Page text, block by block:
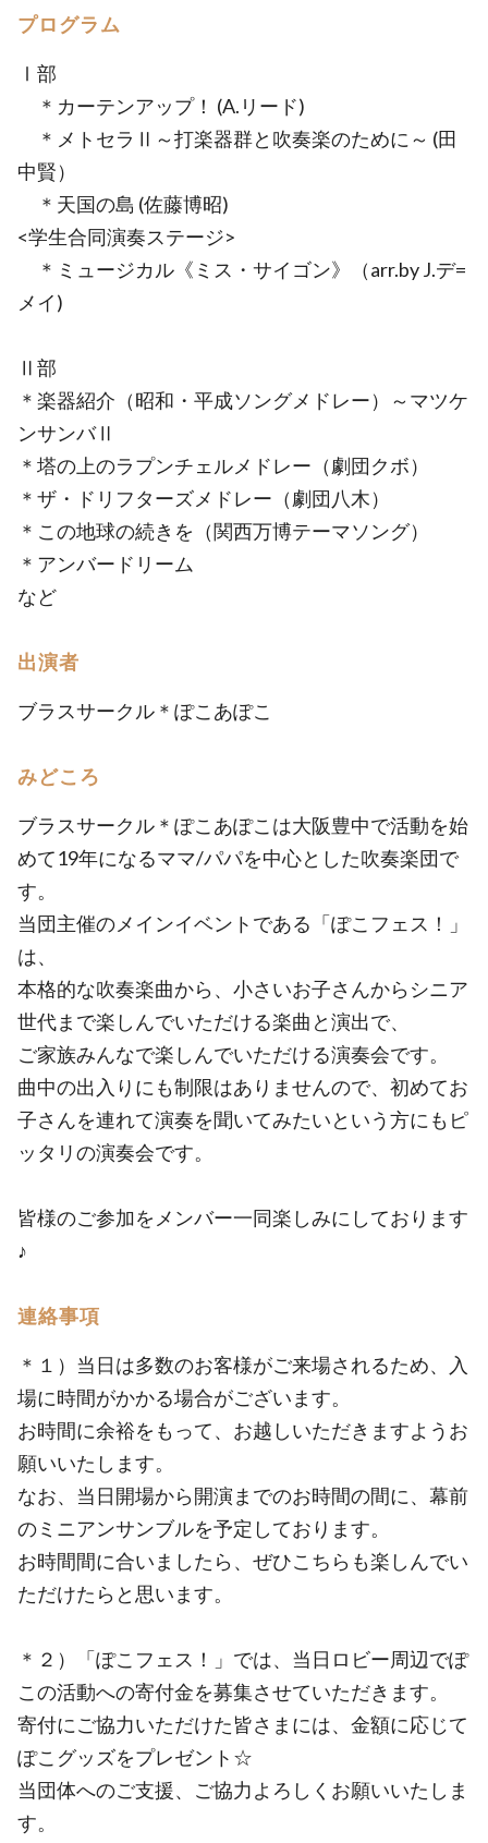
プログラム
Ⅰ部
＊カーテンアップ！ (A.リード)
＊メトセラⅡ～打楽器群と吹奏楽のために～ (田
中賢）
＊天国の島 (佐藤博昭)
<学生合同演奏ステージ>
＊ミュージカル《ミス・サイゴン》（arr.by J.デ=
メイ)
Ⅱ部
＊楽器紹介（昭和・平成ソングメドレー）～マツケ
ンサンバⅡ
＊塔の上のラプンチェルメドレー（劇団クボ）
＊ザ・ドリフターズメドレー（劇団八木）
＊この地球の続きを（関西万博テーマソング）
＊アンバードリーム
など
出演者
ブラスサークル＊ぽこあぽこ
みどころ
ブラスサークル＊ぽこあぽこは大阪豊中で活動を始
めて19年になるママ/パパを中心とした吹奏楽団で
す。
当団主催のメインイベントである「ぽこフェス！」
は、
本格的な吹奏楽曲から、小さいお子さんからシニア
世代まで楽しんでいただける楽曲と演出で、
ご家族みんなで楽しんでいただける演奏会です。
曲中の出入りにも制限はありませんので、初めてお
子さんを連れて演奏を聞いてみたいという方にもピ
ッタリの演奏会です。
皆様のご参加をメンバー一同楽しみにしております
♪
連絡事項
＊１）当日は多数のお客様がご来場されるため、入
場に時間がかかる場合がございます。
お時間に余裕をもって、お越しいただきますようお
願いいたします。
なお、当日開場から開演までのお時間の間に、幕前
のミニアンサンブルを予定しております。
お時間間に合いましたら、ぜひこちらも楽しんでい
ただけたらと思います。
＊２）「ぽこフェス！」では、当日ロビー周辺でぽ
この活動への寄付金を募集させていただきます。
寄付にご協力いただけた皆さまには、金額に応じて
ぽこグッズをプレゼント☆
当団体へのご支援、ご協力よろしくお願いいたしま
す。